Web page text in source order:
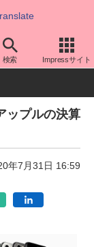
検索 Impressサイト
体
ップルの決算
年7月31日 16:59